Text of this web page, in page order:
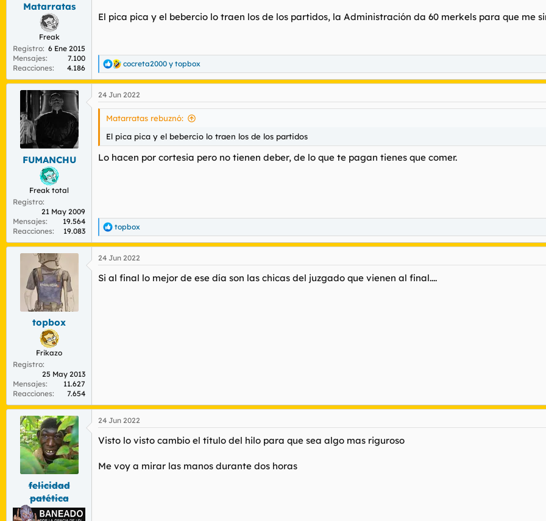
:
Matarratas
Freak
Registro 6 Ene 2015
Mensajes
7.100
Reacciones
4.186
El pica pica y el bebercio lo traen los de los partidos, la Administración da 60 merkels para que me
R
e
a
c
c
e
s
cocreta2000 y topbox
FUMANCHU
Freak total
Registro
21 May 2009
Mensajes
19.564
Reacciones
19.083
24 Jun 2022
Matarratas rebuznó:
El pica pica y el bebercio lo traen los de los partidos
Lo hacen por cortesia pero no tienen deber, de lo que te pagan tienes que comer.
R
e
a
c
i
topbox
topbox
Frikazo
Registro
25 May 2013
Mensajes
11.627
Reacciones
7.654
24 Jun 2022
Si al final lo mejor de ese día son las chicas del juzgado que vienen al final....
felicidad
patética
24 Jun 2022
Visto lo visto cambio el título del hilo para que sea algo mas riguroso
Me voy a mirar las manos durante dos horas